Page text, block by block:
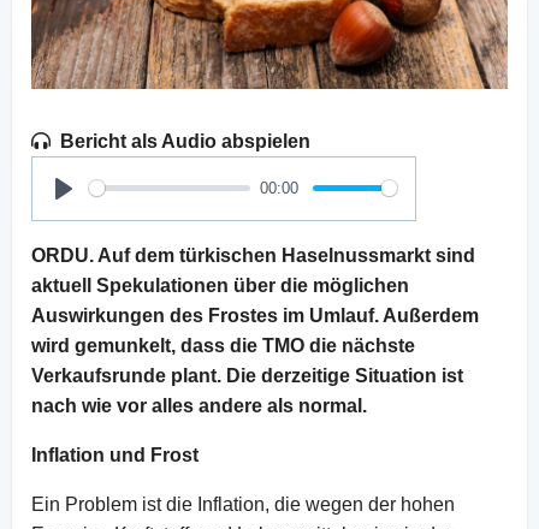
Bericht als Audio abspielen
Play
00:00
ORDU. Auf dem türkischen Haselnussmarkt sind
aktuell Spekulationen über die möglichen
Auswirkungen des Frostes im Umlauf. Außerdem
wird gemunkelt, dass die TMO die nächste
Verkaufsrunde plant. Die derzeitige Situation ist
nach wie vor alles andere als normal.
Inflation und Frost
Ein Problem ist die Inflation, die wegen der hohen